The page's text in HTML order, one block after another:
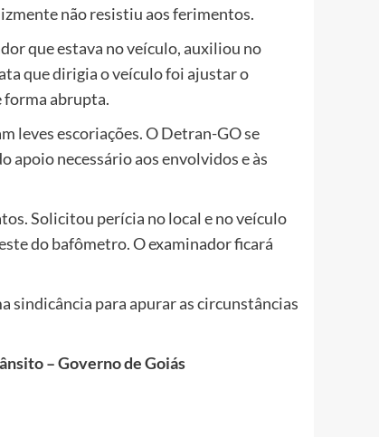
não resistiu aos ferimentos.
que estava no veículo, auxiliou no
que dirigia o veículo foi ajustar o
forma abrupta.
leves escoriações. O Detran-GO se
apoio necessário aos envolvidos e às
Solicitou perícia no local e no veículo
do bafômetro. O examinador ficará
sindicância para apurar as circunstâncias
– Governo de Goiás